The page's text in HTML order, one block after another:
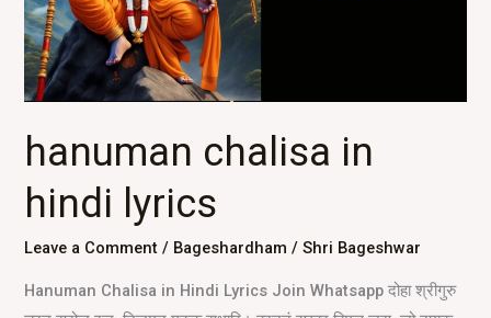
hanuman chalisa in
hindi lyrics
Leave a Comment / Bageshardham /Shri Bageshwar
Hanuman Chalisa in Hindi Lyrics Join Whatsapp दोहा श्रीगुरु